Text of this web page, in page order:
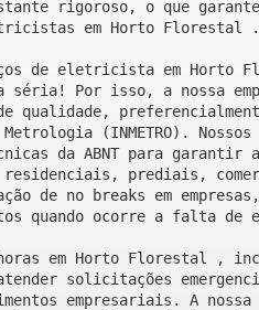
rigoroso, o que
em Horto Florestal .
de eletricista em Horto
Por isso, a nossa
qualidade,
(INMETRO).
da ABNT para
residenciais, prediais,
de no breaks em
quando ocorre a falta
em Horto Florestal ,
solicitações
empresariais. A